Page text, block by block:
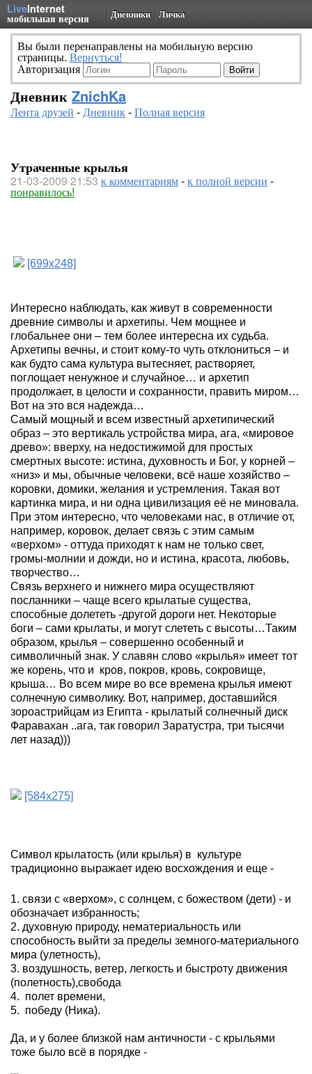
LiveInternet
мобильная версия Дневники Личка
Вы были перенаправлены на мобильную версию
страницы. Вернуться!
Авторизация
Дневник ZnichKa
Лента друзей -Дневник-Полная версия
Утраченные крылья
21-03-2009 21:53 к комментариям-к полной версии -
понравилось!
[699x248]
Интересно наблюдать, как живут в современности
древние символы и архетипы. Чем мощнее и
глобальнее они – тем более интересна их судьба.
Архетипы вечны, и стоит кому-то чуть отклониться – и
как будто сама культура вытесняет, растворяет,
поглощает ненужное и случайное… и архетип
продолжает, в целости и сохранности, править миром…
Вот на это вся надежда…
Самый мощный и всем известный архетипический
образ – это вертикаль устройства мира, ага, «мировое
древо»: вверху, на недостижимой для простых
смертных высоте: истина, духовность и Бог, у корней –
«низ» и мы, обычные человеки, всё наше хозяйство –
коровки, домики, желания и устремления. Такая вот
картинка мира, и ни одна цивилизация её не миновала.
При этом интересно, что человеками нас, в отличие от,
например, коровок, делает связь с этим самым
«верхом» - оттуда приходят к нам не только свет,
громы-молнии и дожди, но и истина, красота, любовь,
творчество…
Связь верхнего и нижнего мира осуществляют
посланники – чаще всего крылатые существа,
способные долететь -другой дороги нет. Некоторые
боги – сами крылаты, и могут слететь с высоты…Таким
образом, крылья – совершенно особенный и
символичный знак. У славян слово «крылья» имеет тот
же корень, что и кров, покров, кровь, сокровище,
крыша… Во всем мире во все времена крылья имеют
солнечную символику. Вот, например, доставшийся
зороастрийцам из Египта - крылатый солнечный диск
Фаравахан ..ага, так говорил Заратустра, три тысячи
лет назад)))
[584x275]
Символ крылатость (или крылья) в культуре
традиционно выражает идею восхождения и еще -
1. связи с «верхом», с солнцем, с божеством (дети) - и
обозначает избранность;
2. духовную природу, нематериальность или
способность выйти за пределы земного-материального
мира (улетность),
3. воздушность, ветер, легкость и быстроту движения
(полетность),свобода
4. полет времени,
5. победу (Ника).
Да, и у более близкой нам античности - с крыльями
тоже было всё в порядке -